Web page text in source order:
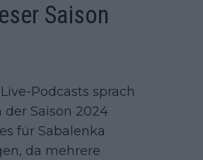
Saison
Podcasts sprach
Saison 2024
für Sabalenka
da mehrere